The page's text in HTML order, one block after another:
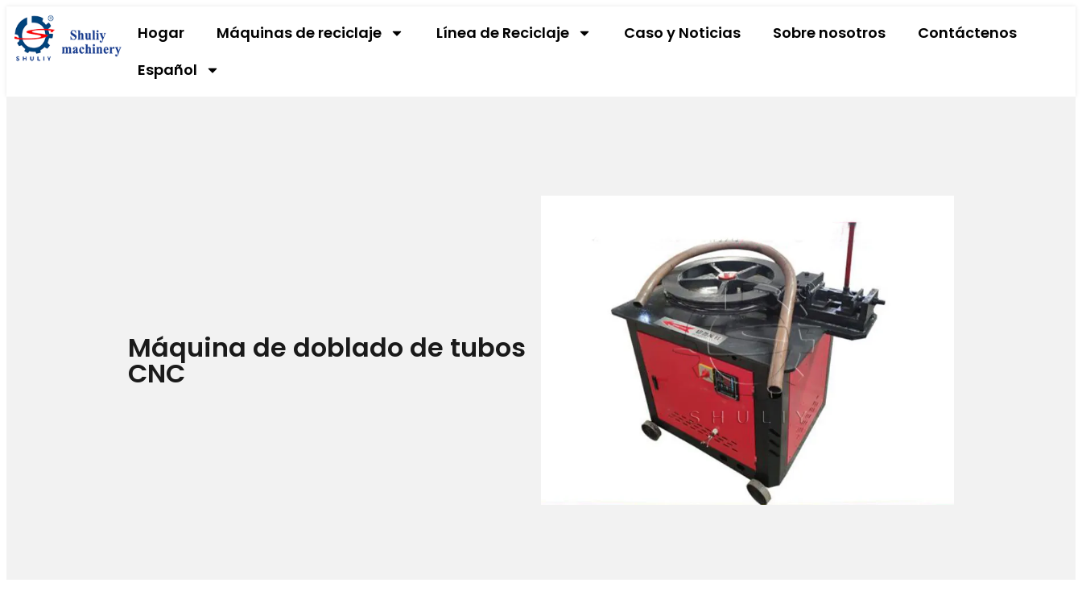
Hogar Máquinas de reciclaje Línea de Reciclaje Caso y Noticias Sobre nosotros
Contáctenos
Español
Máquina de doblado de tubos
CNC